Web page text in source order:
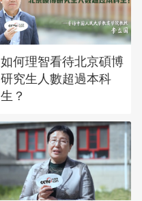
如何理智看待北京碩博
研究生人數超過本科
生？